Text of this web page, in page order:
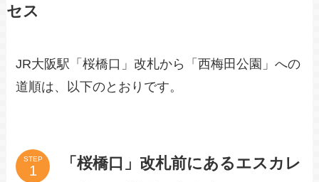
セス
JR大阪駅「桜橋口」改札から「西梅田公園」への
道順は、以下のとおりです。
STEP
「桜橋口」改札前にあるエスカレ